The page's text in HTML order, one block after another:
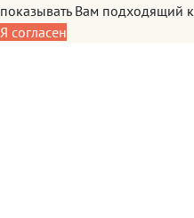
показывать Вам подходящий
Я согласен